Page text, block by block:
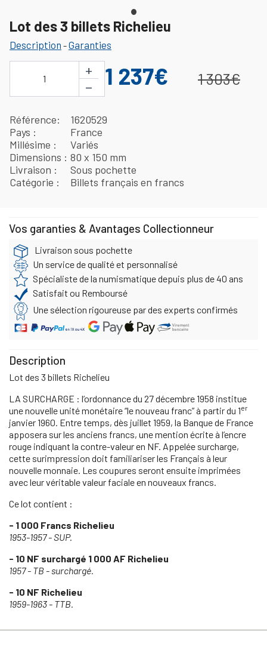
Lot des 3 billets Richelieu
Description -Garanties
1
+
−
1 237€ 1 303€
Référence
1620529
Pays
France
Millésime
Variés
Dimensions
80 x 150 mm
Livraison
Sous pochette
Catégorie
Billets français en francs
Vos garanties & Avantages Collectionneur
Livraison sous pochette
Un service de qualité et personnalisé
Spécialiste de la numismatique depuis plus de 40 ans
Satisfait ou Remboursé
Une sélection rigoureuse par des experts confirmés
Description
Lot des 3 billets Richelieu
LA SURCHARGE : l’ordonnance du 27 décembre 1958 institue
une nouvelle unité monétaire “le nouveau franc” à partir du 1er
janvier 1960. Entre temps, dès juillet 1959, la Banque de France
apposera sur les anciens francs, une mention écrite à l’encre
rouge indiquant la contre-valeur en NF. Appelée surcharge,
cette surimpression doit familiariser les Français à leur
nouvelle monnaie. Les coupures seront ensuite imprimées
avec leur véritable valeur faciale en nouveaux francs.
Ce lot contient :
- 1 000 Francs Richelieu
1953-1957 - SUP.
- 10 NF surchargé 1 000 AF Richelieu
1957 - TB - surchargé.
- 10 NF Richelieu
1959-1963 - TTB.